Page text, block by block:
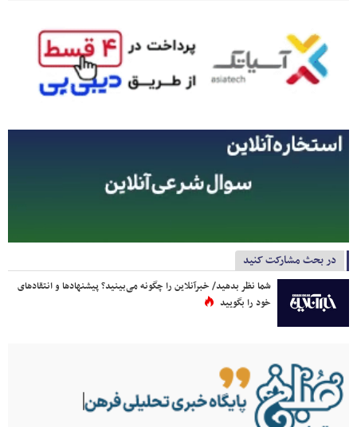
در بحث مشارکت کنید
شما نظر بدهید/ خبرآنلاین را چگونه می‌بینید؟ پیشنهادها و انتقادهای
خود را بگویید